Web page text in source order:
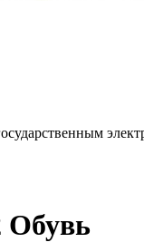
Обувь